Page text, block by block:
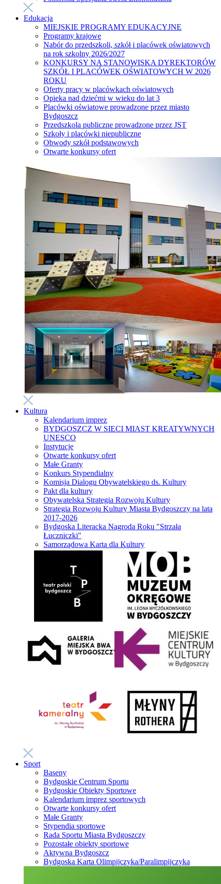
Edukacja
MIEJSKIE PROGRAMY EDUKACYJNE
Programy krajowe
Nabór do przedszkoli, szkół i placówek oświatowych
na rok szkolny 2026/2027
KONKURSY NA STANOWISKA DYREKTORÓW
SZKÓŁ I PLACÓWEK OŚWIATOWYCH W 2026
ROKU
Oferty pracy w placówkach oświatowych
Opieka nad dziećmi w wieku do lat 3
Placówki oświatowe prowadzone przez miasto
Bydgoszcz
Przedszkola publiczne prowadzone przez JST
Szkoły i placówki niepubliczne
Obwody szkół podstawowych
Otwarte konkursy ofert
Kultura
Kalendarium imprez
BYDGOSZCZ W SIECI MIAST KREATYWNYCH
UNESCO
Instytucje
Otwarte konkursy ofert
Małe Granty
Konkurs Stypendialny
Komisja Dialogu Obywatelskiego ds. Kultury
Pakt dla kultury
Obywatelska Strategia Rozwoju Kultury
Strategia Rozwoju Kultury Miasta Bydgoszczy na lata
2017-2026
Bydgoska Literacka Nagroda Roku "Strzała
Łuczniczki"
Samorządowa Karta dla Kultury
Sport
Baseny
Bydgoskie Centrum Sportu
Bydgoskie Obiekty Sportowe
Kalendarium imprez sportowych
Otwarte konkursy ofert
Małe Granty
Stypendia sportowe
Rada Sportu Miasta Bydgoszczy
Pozostałe obiekty sportowe
Aktywna Bydgoszcz
Bydgoska Karta Olimpijczyka/Paralimpijczyka